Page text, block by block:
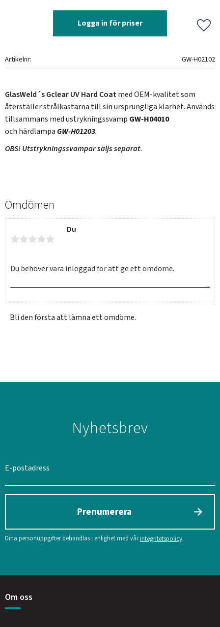
Logga in för priser
Artikelnr GW-H02102
GlasWeld´s Gclear UV Hard Coatmed OEM-kvalitet som
återställer strålkastarna till sin ursprungliga klarhet. Används
tillsammans med ustrykningssvamp GW-H04010
och härdlampa GW-H01203.
OBS! Utstrykningssvampar säljs separat.
Omdömen
Du
Bli den första att lämna ett omdöme.
Nyhetsbrev
Prenumerera
Dina personuppgifter behandlas i enlighet med vårintegritetspolicy.
Om oss